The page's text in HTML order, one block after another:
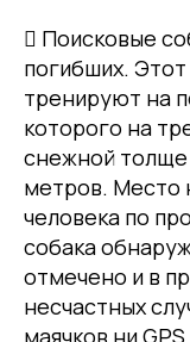
 Поисковые
погибших.
тренируют на
которого на
снежной толще
метров. Место
человека по
собака
отмечено и в
несчастных
маячков ни